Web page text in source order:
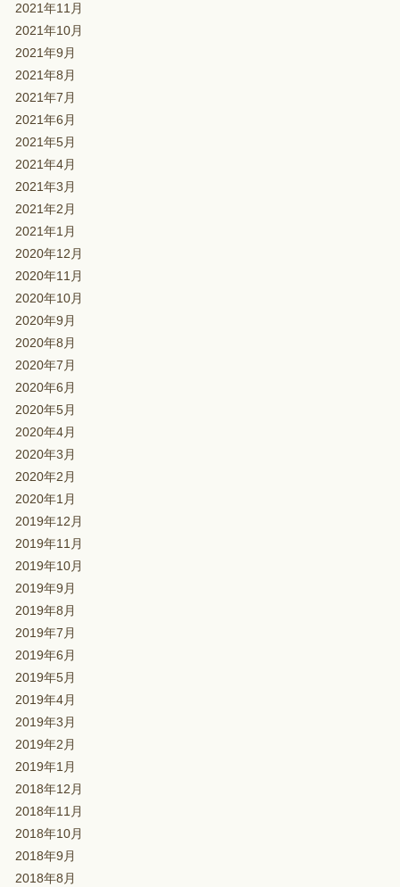
2021年11月
2021年10月
2021年9月
2021年8月
2021年7月
2021年6月
2021年5月
2021年4月
2021年3月
2021年2月
2021年1月
2020年12月
2020年11月
2020年10月
2020年9月
2020年8月
2020年7月
2020年6月
2020年5月
2020年4月
2020年3月
2020年2月
2020年1月
2019年12月
2019年11月
2019年10月
2019年9月
2019年8月
2019年7月
2019年6月
2019年5月
2019年4月
2019年3月
2019年2月
2019年1月
2018年12月
2018年11月
2018年10月
2018年9月
2018年8月